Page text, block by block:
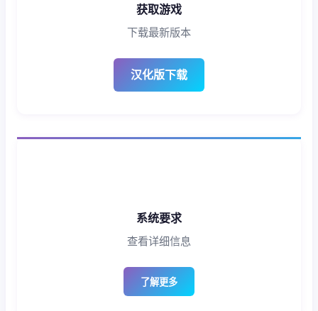
获取游戏
下载最新版本
汉化版下载
系统要求
查看详细信息
了解更多